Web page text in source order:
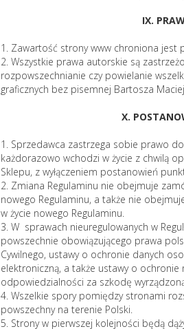
IX.
1. Zawartość strony www chroniona jest
2. Wszystkie prawa autorskie są
rozpowszechnianie czy powielanie
graficznych bez pisemnej Bartosza
X.
1. Sprzedawca zastrzega sobie prawo
każdorazowo wchodzi w życie z chwilą
Sklepu, z wyłączeniem postanowień
2. Zmiana Regulaminu nie obejmuje
nowego Regulaminu, a także nie
w życie nowego Regulaminu.
3. W sprawach nieuregulowanych w
powszechnie obowiązującego prawa
Cywilnego, ustawy o ochronie danych
elektroniczną, a także ustawy o
odpowiedzialności za szkodę
4. Wszelkie spory pomiędzy stronami
powszechny na terenie Polski.
5. Strony w pierwszej kolejności będą